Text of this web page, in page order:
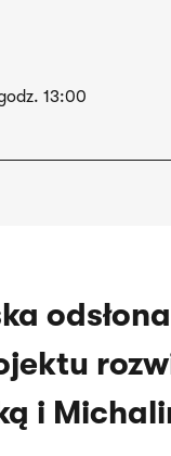
13:00
odsłona
i